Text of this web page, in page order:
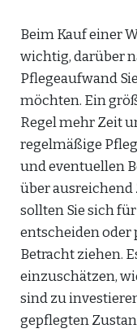
Beim Kauf einer
wichtig, darüber
Pflegeaufwand
möchten. Ein
Regel mehr Zeit
regelmäßige
und eventuellen
über ausreichend
sollten Sie sich
entscheiden
Betracht ziehen.
einzuschätzen,
sind zu
gepflegten